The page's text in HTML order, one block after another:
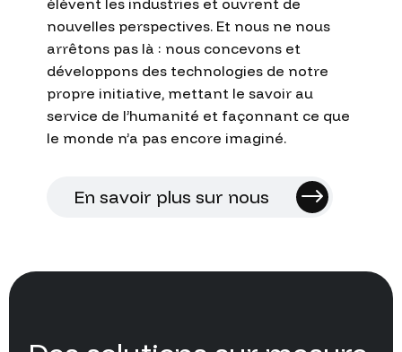
nouvelles perspectives. Et nous ne nous
arrêtons pas là : nous concevons et
développons des technologies de notre
propre initiative, mettant le savoir au
service de l’humanité et façonnant ce
le monde n’a pas encore imaginé.
Des solutions sur mesure